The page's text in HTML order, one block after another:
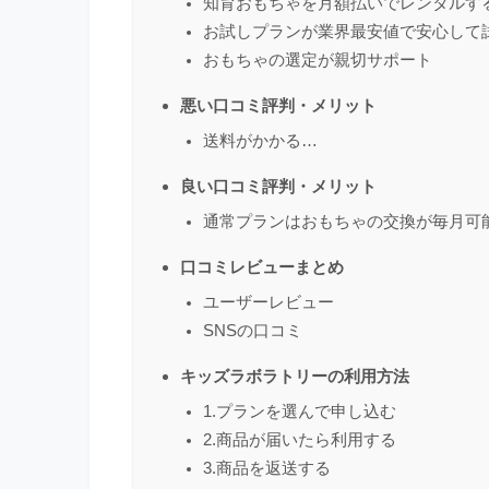
お試しプランが業界最安値で安心して
おもちゃの選定が親切サポート
悪い口コミ評判・メリット
送料がかかる…
良い口コミ評判・メリット
通常プランはおもちゃの交換が毎月可
口コミレビューまとめ
ユーザーレビュー
SNSの口コミ
キッズラボラトリーの利用方法
1.プランを選んで申し込む
2.商品が届いたら利用する
3.商品を返送する